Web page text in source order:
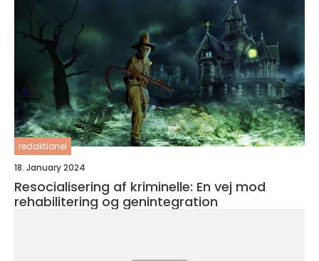
redaktionel
18. January 2024
Resocialisering af kriminelle: En vej mod
rehabilitering og genintegration